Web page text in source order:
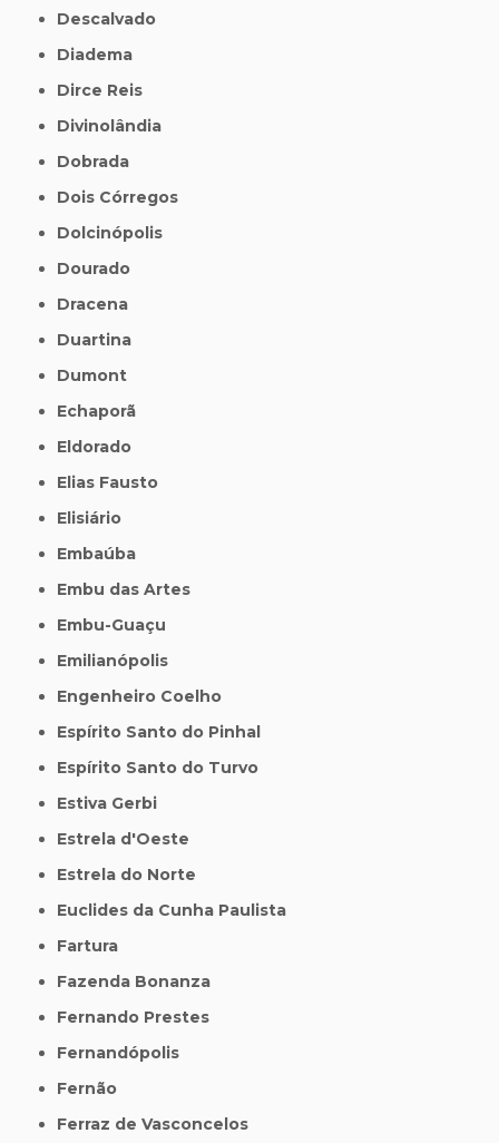
Descalvado
Diadema
Dirce Reis
Divinolândia
Dobrada
Dois Córregos
Dolcinópolis
Dourado
Dracena
Duartina
Dumont
Echaporã
Eldorado
Elias Fausto
Elisiário
Embaúba
Embu das Artes
Embu-Guaçu
Emilianópolis
Engenheiro Coelho
Espírito Santo do Pinhal
Espírito Santo do Turvo
Estiva Gerbi
Estrela d'Oeste
Estrela do Norte
Euclides da Cunha Paulista
Fartura
Fazenda Bonanza
Fernando Prestes
Fernandópolis
Fernão
Ferraz de Vasconcelos